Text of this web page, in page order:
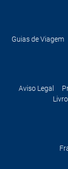
Guias de Viagem
Aviso Legal